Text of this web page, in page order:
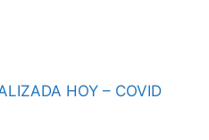
HOY – COVID